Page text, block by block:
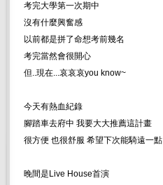
考完大學第一次期中
沒有什麼興奮感
以前都是拼了命想考前幾名
考完當然會很開心
但..現在...哀哀哀you know~
今天有熱血紀錄
腳踏車去府中 我要大大推薦這計畫
很方便 也很舒服 希望下次能騎遠一點
晚間是Live House首演